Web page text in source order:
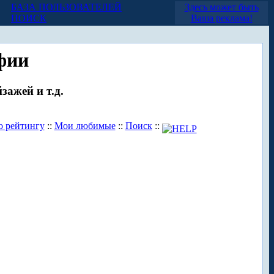
БАЗА ПОЛЬЗОВАТЕЛЕЙ
ПОИСК
Здесь может быть
Ваша реклама!
и т.д.
рейтингу:: Мои любимые:: Поиск::